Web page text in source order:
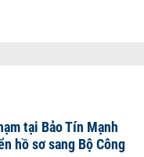
tại Bảo Tín Mạnh
hồ sơ sang Bộ Công